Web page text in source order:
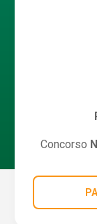
Concorso